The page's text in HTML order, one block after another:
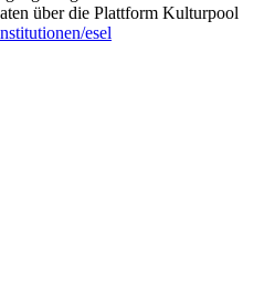
über die Plattform Kulturpool
esel